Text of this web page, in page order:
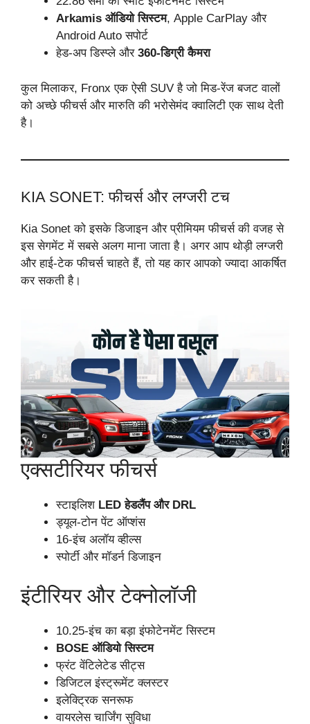
Arkamis ऑडियो सिस्टम, Apple CarPlay और
Android Auto सपोर्ट
हेड-अप डिस्प्ले और 360-डिग्री कैमरा
कुल मिलाकर, Fronx एक ऐसी SUV है जो मिड-रेंज बजट वालों
को अच्छे फीचर्स और मारुति की भरोसेमंद क्वालिटी एक साथ देती
है।
KIA SONET: फीचर्स और लग्जरी टच
Kia Sonet को इसके डिजाइन और प्रीमियम फीचर्स की वजह से
इस सेगमेंट में सबसे अलग माना जाता है। अगर आप थोड़ी लग्जरी
और हाई-टेक फीचर्स चाहते हैं, तो यह कार आपको ज्यादा आकर्षित
कर सकती है।
एक्सटीरियर फीचर्स
स्टाइलिश LED हेडलैंप और DRL
ड्यूल-टोन पेंट ऑप्शंस
16-इंच अलॉय व्हील्स
स्पोर्टी और मॉडर्न डिजाइन
इंटीरियर और टेक्नोलॉजी
10.25-इंच का बड़ा इंफोटेनमेंट सिस्टम
BOSE ऑडियो सिस्टम
फ्रंट वेंटिलेटेड सीट्स
डिजिटल इंस्ट्रूमेंट क्लस्टर
इलेक्ट्रिक सनरूफ
वायरलेस चार्जिंग सुविधा